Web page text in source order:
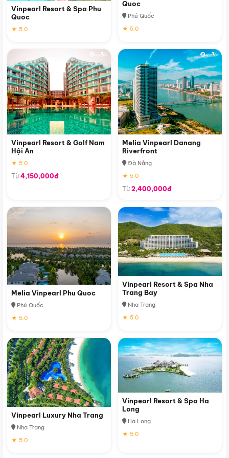
Vinpearl Resort & Spa Phu
Quoc
★ 5.0
Quoc
Phú Quốc
★ 5.0
Vinpearl Resort & Golf Nam
Hội An
★ 5.0
Từ4,150,000đ
Melia Vinpearl Danang
Riverfront
Đà Nẵng
★ 5.0
Từ2,400,000đ
Melia Vinpearl Phu Quoc
Phú Quốc
★ 5.0
Vinpearl Resort & Spa Nha
Trang Bay
Nha Trang
★ 5.0
Vinpearl Luxury Nha Trang
Nha Trang
★ 5.0
Vinpearl Resort & Spa Ha
Long
Hạ Long
★ 5.0